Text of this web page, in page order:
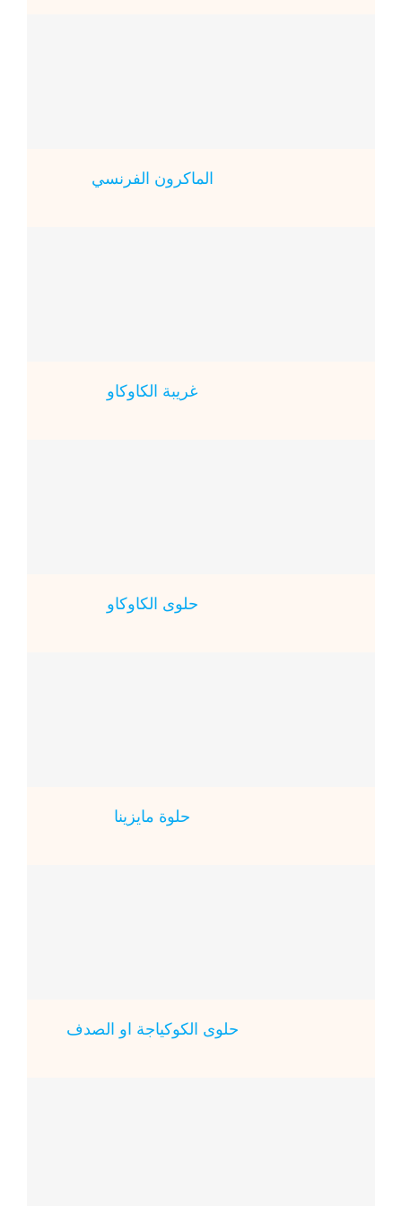
الماكرون الفرنسي
غريبة الكاوكاو
حلوى الكاوكاو
حلوة مايزينا
حلوى الكوكياجة او الصدف